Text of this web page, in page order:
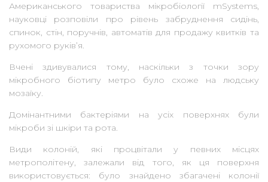
Американського товариства мікробіології mSystems,
науковці розповіли про рівень забруднення сидінь,
спинок, стін, поручнів, автоматів для продажу квитків та
рухомого руків’я.
Вчені здивувалися тому, наскільки з точки зору
мікробного біотипу метро було схоже на людську
мозаїку.
Домінантними бактеріями на усіх поверхнях були
мікроби зі шкіри та рота.
Види колоній, які процвітали у певних місцях
метрополітену, залежали від того, як ця поверхня
використовується: було знайдено збагачені колонії